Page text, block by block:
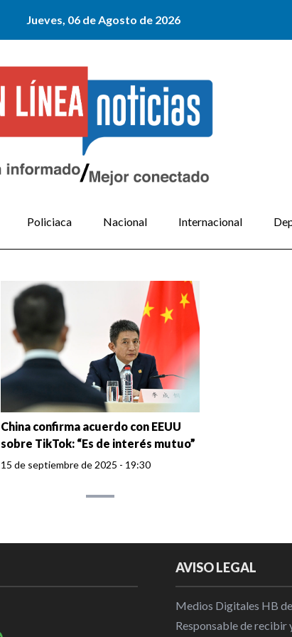
Jueves, 06 de Agosto de 2026
Policiaca Nacional Internacional
China confirma acuerdo con EEUU
sobre TikTok: “Es de interés mutuo”
15 de septiembre de 2025 - 19:30
AVISO LEGAL
Medios Digitales HB de
Responsable de recibir